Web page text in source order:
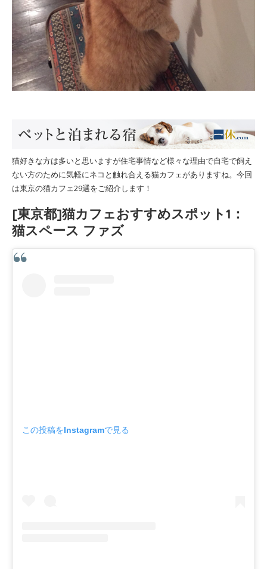
猫好きな方は多いと思いますが住宅事情など様々な理由で自宅で飼え
ない方のために気軽にネコと触れ合える猫カフェがありますね。今回
は東京の猫カフェ29選をご紹介します！
[東京都]猫カフェおすすめスポット1：
猫スペース ファズ
この投稿をInstagramで見る